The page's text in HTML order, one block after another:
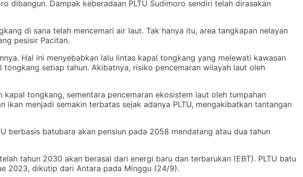
dibangun. Dampak keberadaan PLTU Sudimoro sendiri telah dirasakan
di sana telah mencemari air laut. Tak hanya itu, area tangkapan nelayan
pesisir Pacitan.
Hal ini menyebabkan lalu lintas kapal tongkang yang melewati kawasan
setiap tahun. Akibatnya, risiko pencemaran wilayah laut oleh
tongkang, sementara pencemaran ekosistem laut oleh tumpahan
menjadi semakin terbatas sejak adanya PLTU, mengakibatkan tantangan
berbasis batubara akan pensiun pada 2058 mendatang atau dua tahun
tahun 2030 akan berasal dari energi baru dan terbarukan (EBT). PLTU batu
2023, dikutip dari Antara pada Minggu (24/9).